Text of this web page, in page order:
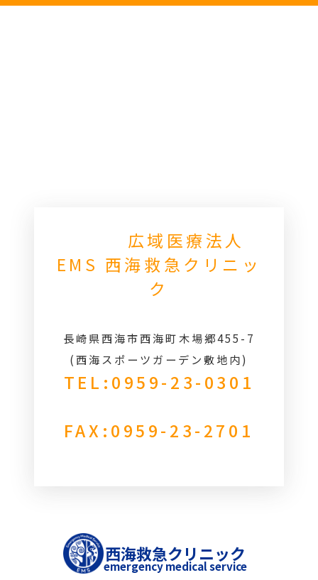
広域医療法人
EMS 西海救急クリニッ
ク
長崎県西海市西海町木場郷455-7
(西海スポーツガーデン敷地内)
TEL:0959-23-0301
FAX:0959-23-2701
西海救急クリニック
emergency medical service